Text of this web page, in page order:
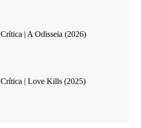
Crítica | A Odisseia (2026)
Crítica | Love Kills (2025)